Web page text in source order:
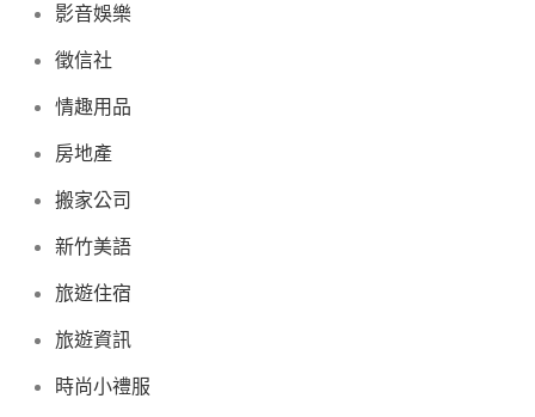
影音娛樂
徵信社
情趣用品
房地產
搬家公司
新竹美語
旅遊住宿
旅遊資訊
時尚小禮服